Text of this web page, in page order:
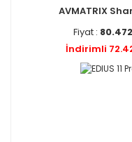
AVMATRIX
Fiyat :
İndirimli